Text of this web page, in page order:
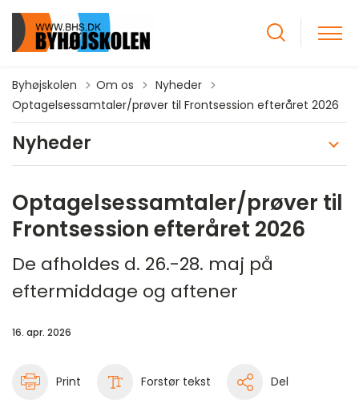
Byhøjskolen Om os Tilbage til
Nyheder
Optagelsessamtaler/prøver til Frontsession efteråret 2026
Nyheder
Optagelsessamtaler/prøver til
Frontsession efteråret 2026
De afholdes d. 26.-28. maj på
eftermiddage og aftener
16. apr. 2026
Print Forstør tekst Del